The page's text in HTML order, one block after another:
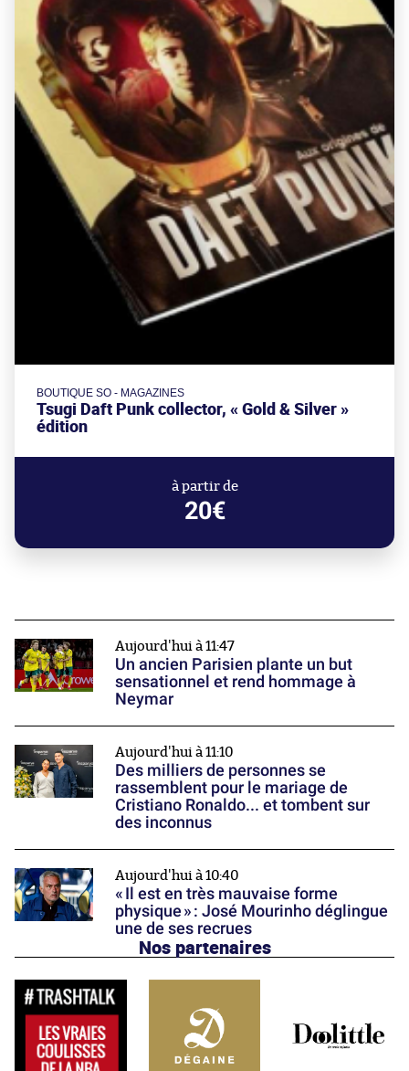
BOUTIQUE SO - MAGAZINES
Tsugi Daft Punk collector, « Gold & Silver »
édition
à partir de
20€
Aujourd'hui à 11:47
Un ancien Parisien plante un but
sensationnel et rend hommage à
Neymar
Aujourd'hui à 11:10
Des milliers de personnes se
rassemblent pour le mariage de
Cristiano Ronaldo... et tombent sur
des inconnus
Aujourd'hui à 10:40
« Il est en très mauvaise forme
physique » : José Mourinho déglingue
une de ses recrues
Nos partenaires